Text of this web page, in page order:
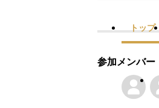
トップ
参加メンバー